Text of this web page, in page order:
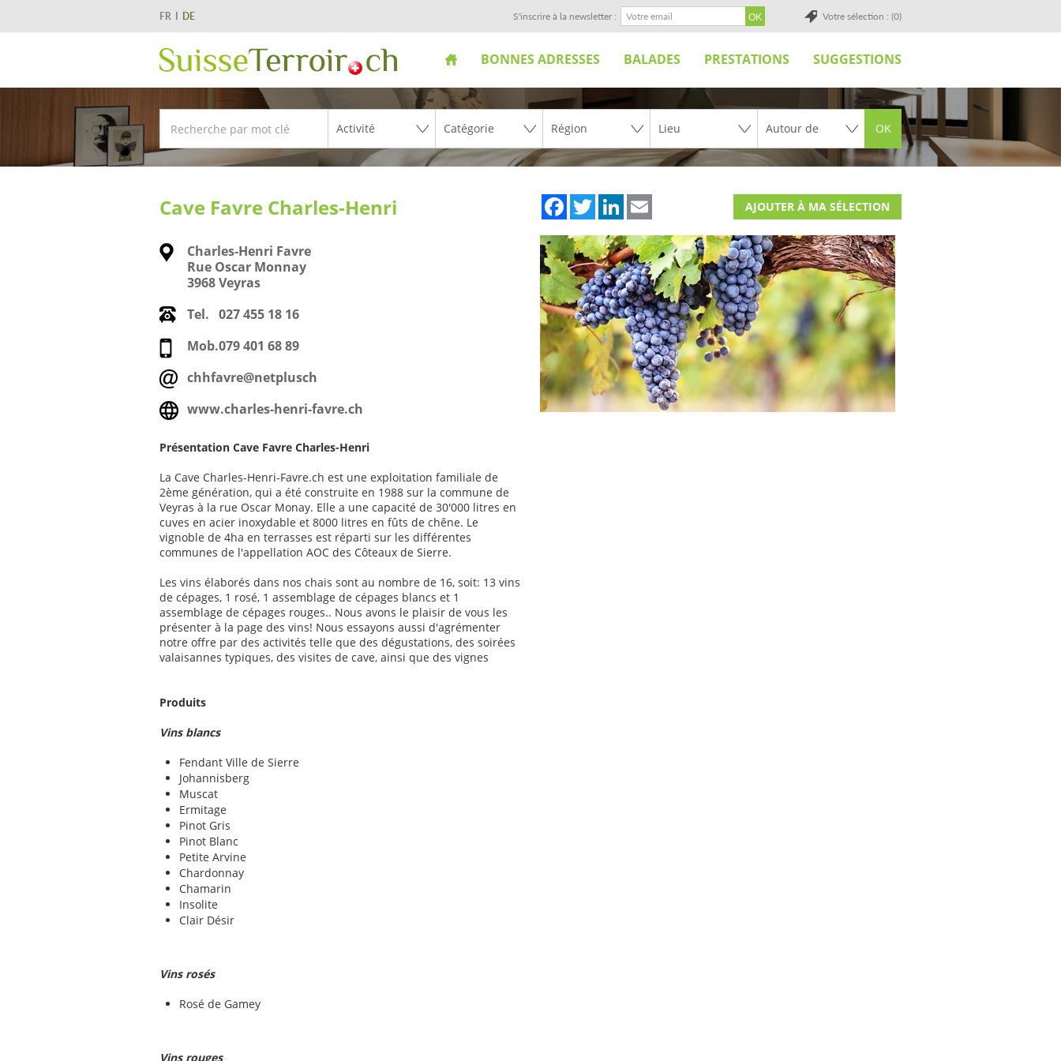
FR DE Votre sélection : (0)
S'inscrire à la newsletter :
BONNES ADRESSES BALADES PRESTATIONS SUGGESTIONS
OK
Cave Favre Charles-Henri FacebookTwitterLinkedIn AJOUTER À MA SÉLECTION
Charles-Henri Favre
Rue Oscar Monnay
3968 Veyras
Tel. 027 455 18 16
Mob.079 401 68 89
chhfavre@netplusch
www.charles-henri-favre.ch
Présentation Cave Favre Charles-Henri
La Cave Charles-Henri-Favre.ch est une exploitation familiale de
2ème génération, qui a été construite en 1988 sur la commune de
Veyras à la rue Oscar Monay. Elle a une capacité de 30'000 litres en
cuves en acier inoxydable et 8000 litres en fûts de chêne. Le
vignoble de 4ha en terrasses est réparti sur les différentes
communes de l'appellation AOC des Côteaux de Sierre.
Les vins élaborés dans nos chais sont au nombre de 16, soit: 13 vins
de cépages, 1 rosé, 1 assemblage de cépages blancs et 1
assemblage de cépages rouges.. Nous avons le plaisir de vous les
présenter à la page des vins! Nous essayons aussi d'agrémenter
notre offre par des activités telle que des dégustations, des soirées
valaisannes typiques, des visites de cave, ainsi que des vignes
Produits
Vins blancs
Fendant Ville de Sierre
Johannisberg
Muscat
Ermitage
Pinot Gris
Pinot Blanc
Petite Arvine
Chardonnay
Chamarin
Insolite
Clair Désir
Vins rosés
Rosé de Gamey
Vins rouges